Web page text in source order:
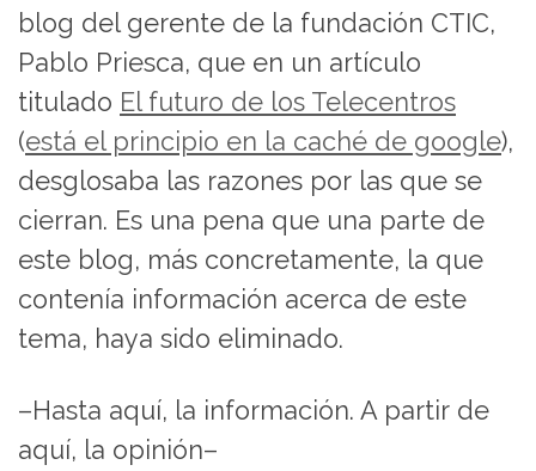
blog del gerente de la fundación CTIC,
Pablo Priesca, que en un artículo
titulado El futuro de los Telecentros
(está el principio en la caché de google),
desglosaba las razones por las que se
cierran. Es una pena que una parte de
este blog, más concretamente, la que
contenía información acerca de este
tema, haya sido eliminado.
–Hasta aquí, la información. A partir de
aquí, la opinión–